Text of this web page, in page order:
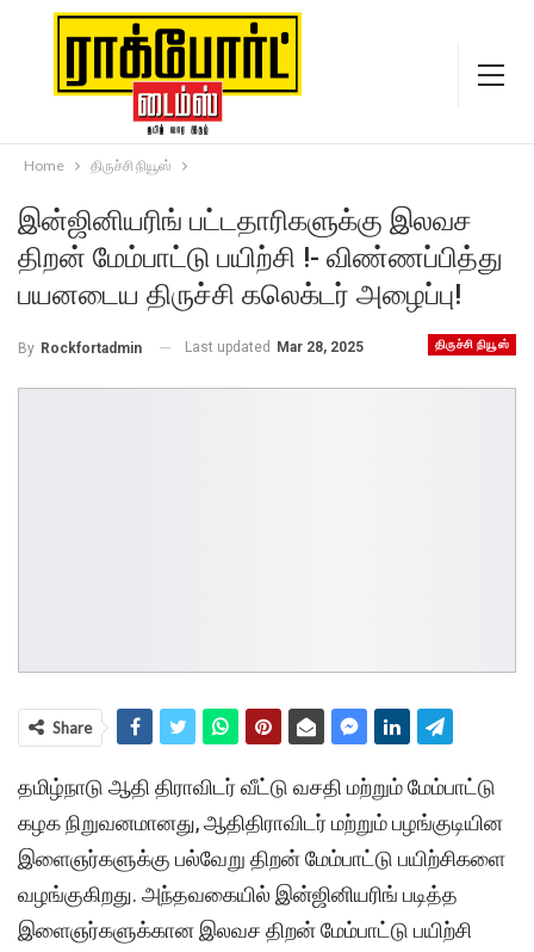
Home திருச்சி நியூஸ்
இன்ஜினியரிங் பட்டதாரிகளுக்கு இலவச
திறன் மேம்பாட்டு பயிற்சி !- விண்ணப்பித்து
பயனடைய திருச்சி கலெக்டர் அழைப்பு!
திருச்சி நியூஸ்
By Rockfortadmin Last updated Mar 28, 2025
Share
தமிழ்நாடு ஆதி திராவிடர் வீட்டு வசதி மற்றும் மேம்பாட்டு
கழக நிறுவனமானது, ஆதிதிராவிடர் மற்றும் பழங்குடியின
இளைஞர்களுக்கு பல்வேறு திறன் மேம்பாட்டு பயிற்சிகளை
வழங்குகிறது. அந்தவகையில் இன்ஜினியரிங் படித்த
இளைஞர்களுக்கான இலவச திறன் மேம்பாட்டு பயிற்சி